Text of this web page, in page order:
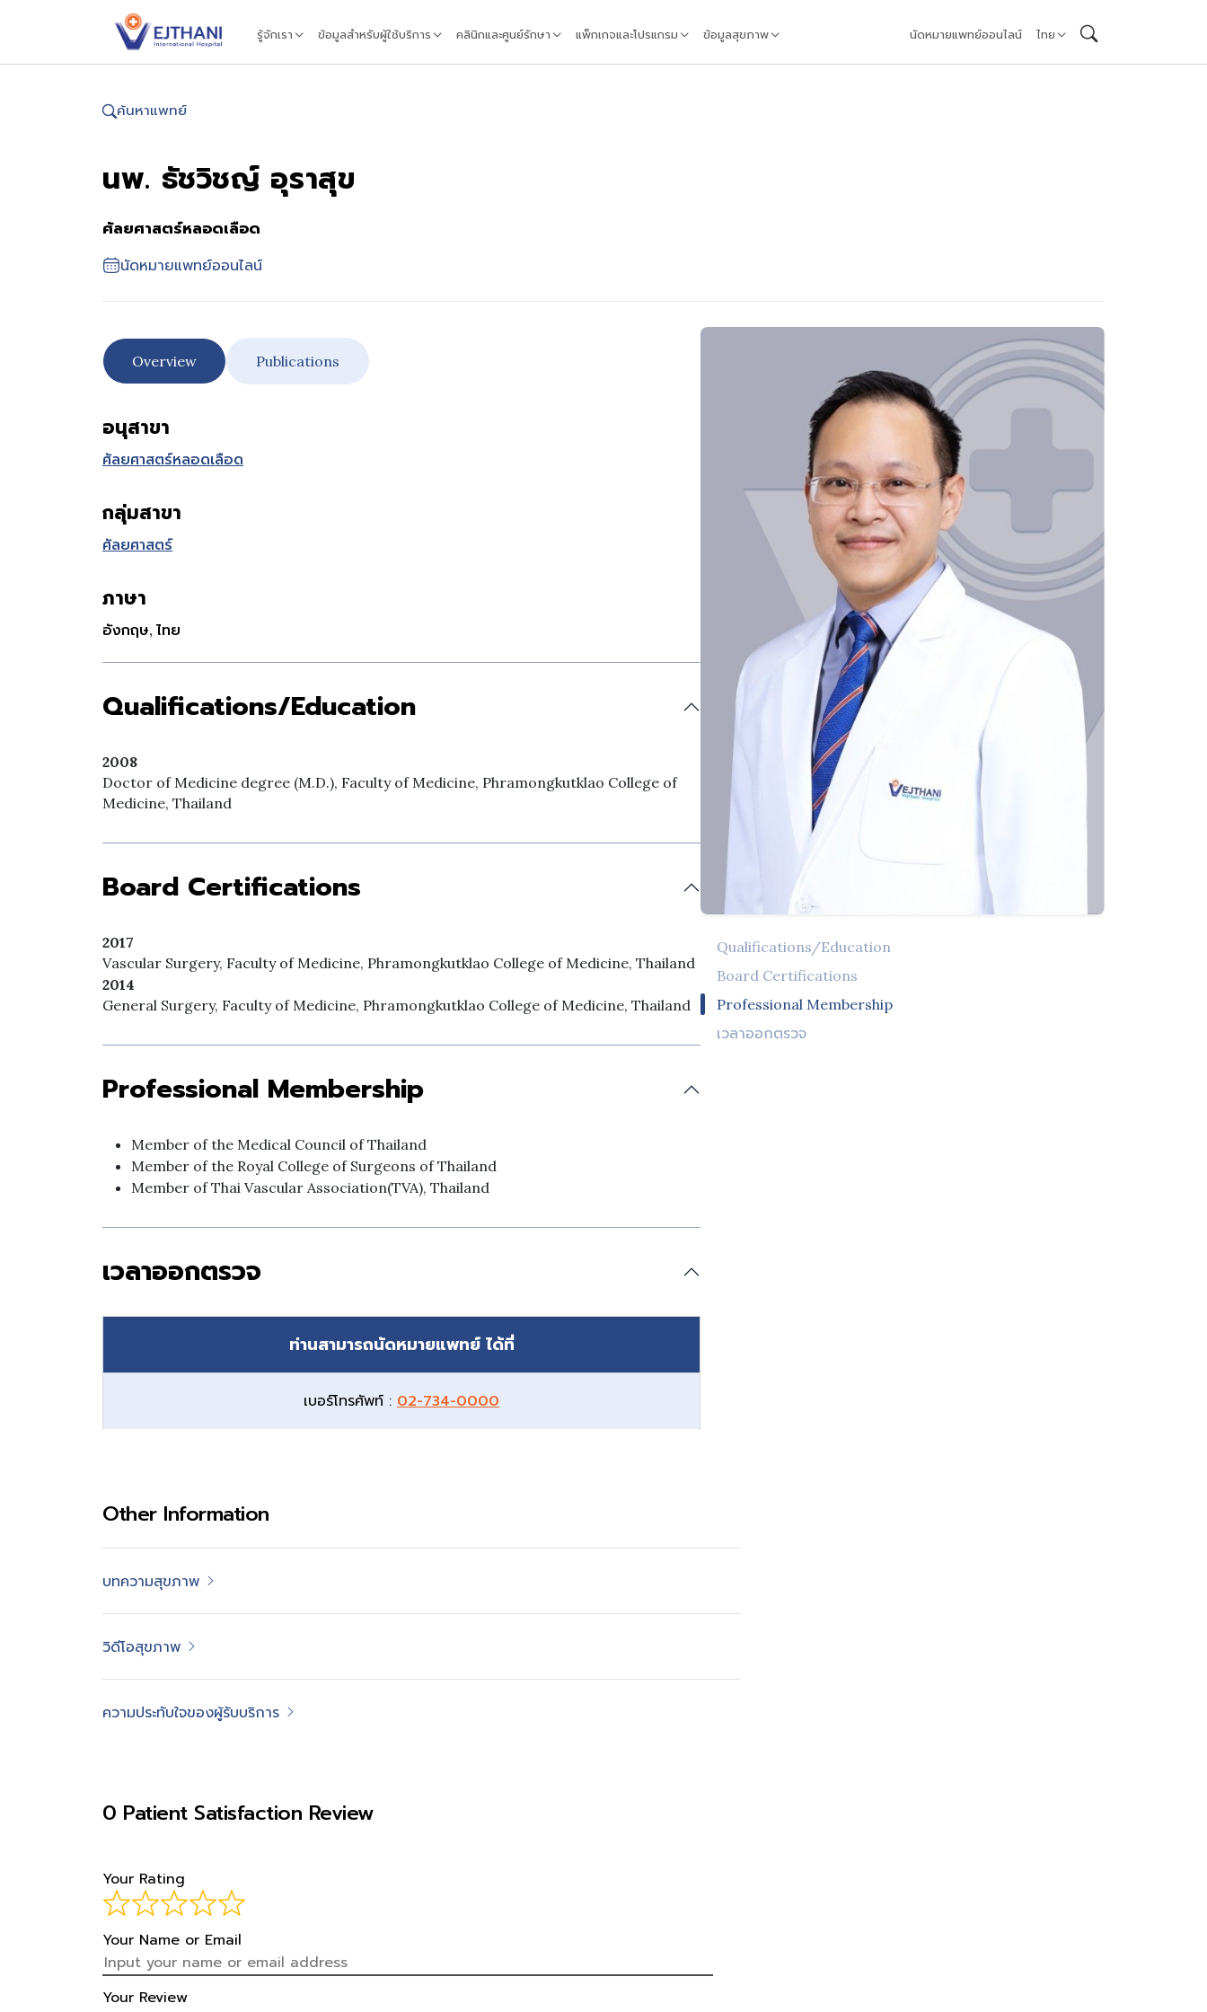
รู้จักเรา ข้อมูลสำหรับผู้ใช้บริการ คลินิกและศูนย์รักษา แพ็กเกจและโปรแกรม ข้อมูลสุขภาพ นัดหมายแพทย์ออนไลน์ ไทย
ค้นหาแพทย์
นพ. ธัชวิชญ์ อุราสุข
ศัลยศาสตร์หลอดเลือด
นัดหมายแพทย์ออนไลน์
Overview Publications
Qualifications/Education
Board Certifications
Professional Membership
เวลาออกตรวจ
อนุสาขา
ศัลยศาสตร์หลอดเลือด
กลุ่มสาขา
ศัลยศาสตร์
ภาษา
อังกฤษ, ไทย
Qualifications/Education
2008
Doctor of Medicine degree (M.D.), Faculty of Medicine, Phramongkutklao College of
Medicine, Thailand
Board Certifications
2017
Vascular Surgery, Faculty of Medicine, Phramongkutklao College of Medicine, Thailand
2014
General Surgery, Faculty of Medicine, Phramongkutklao College of Medicine, Thailand
Professional Membership
Member of the Medical Council of Thailand
Member of the Royal College of Surgeons of Thailand
Member of Thai Vascular Association(TVA), Thailand
เวลาออกตรวจ
ท่านสามารถนัดหมายแพทย์ ได้ที่
เบอร์โทรศัพท์ : 02-734-0000
Other Information
บทความสุขภาพ
วิดีโอสุขภาพ
ความประทับใจของผู้รับบริการ
0 Patient Satisfaction Review
Your Rating
Your Name or Email
Your Review